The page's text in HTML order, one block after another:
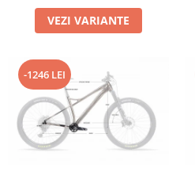
VEZI VARIANTE
-1246 LEI